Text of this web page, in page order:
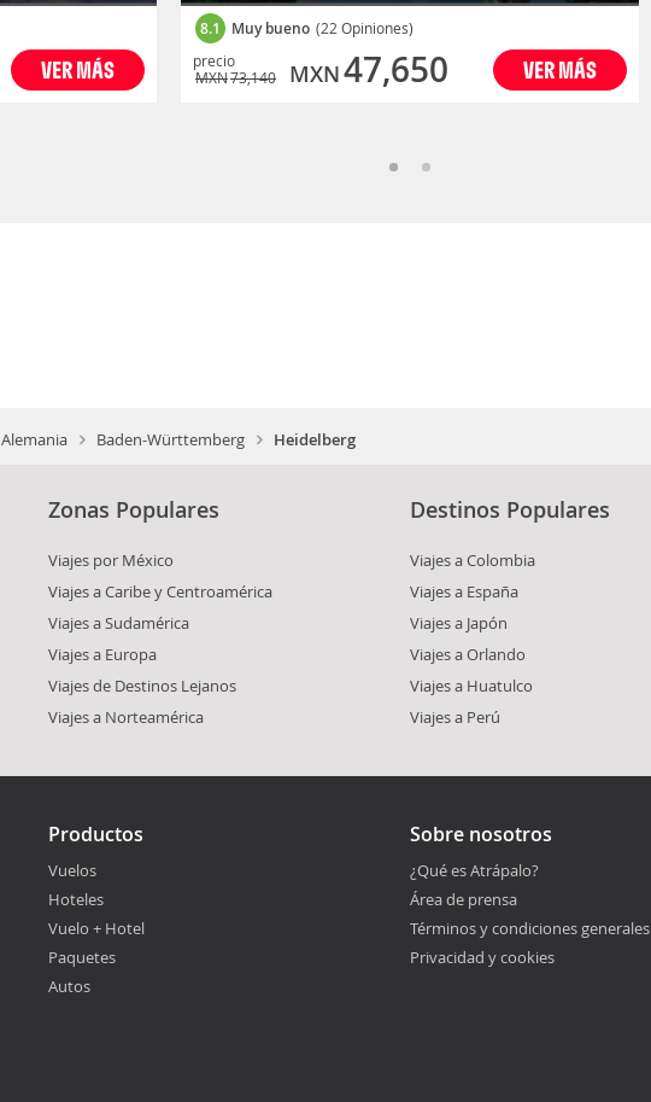
VER MÁS
8.1 Muy bueno (22 Opiniones)
VER MÁS
precio
MXN73,140 MXN47,650
Alemania Baden-Württemberg Heidelberg
Zonas Populares
Viajes por México
Viajes a Caribe y Centroamérica
Viajes a Sudamérica
Viajes a Europa
Viajes de Destinos Lejanos
Viajes a Norteamérica
Destinos Populares
Viajes a Colombia
Viajes a España
Viajes a Japón
Viajes a Orlando
Viajes a Huatulco
Viajes a Perú
Productos
Vuelos
Hoteles
Vuelo + Hotel
Paquetes
Autos
Sobre nosotros
¿Qué es Atrápalo?
Área de prensa
Términos y condiciones generales
Privacidad y cookies